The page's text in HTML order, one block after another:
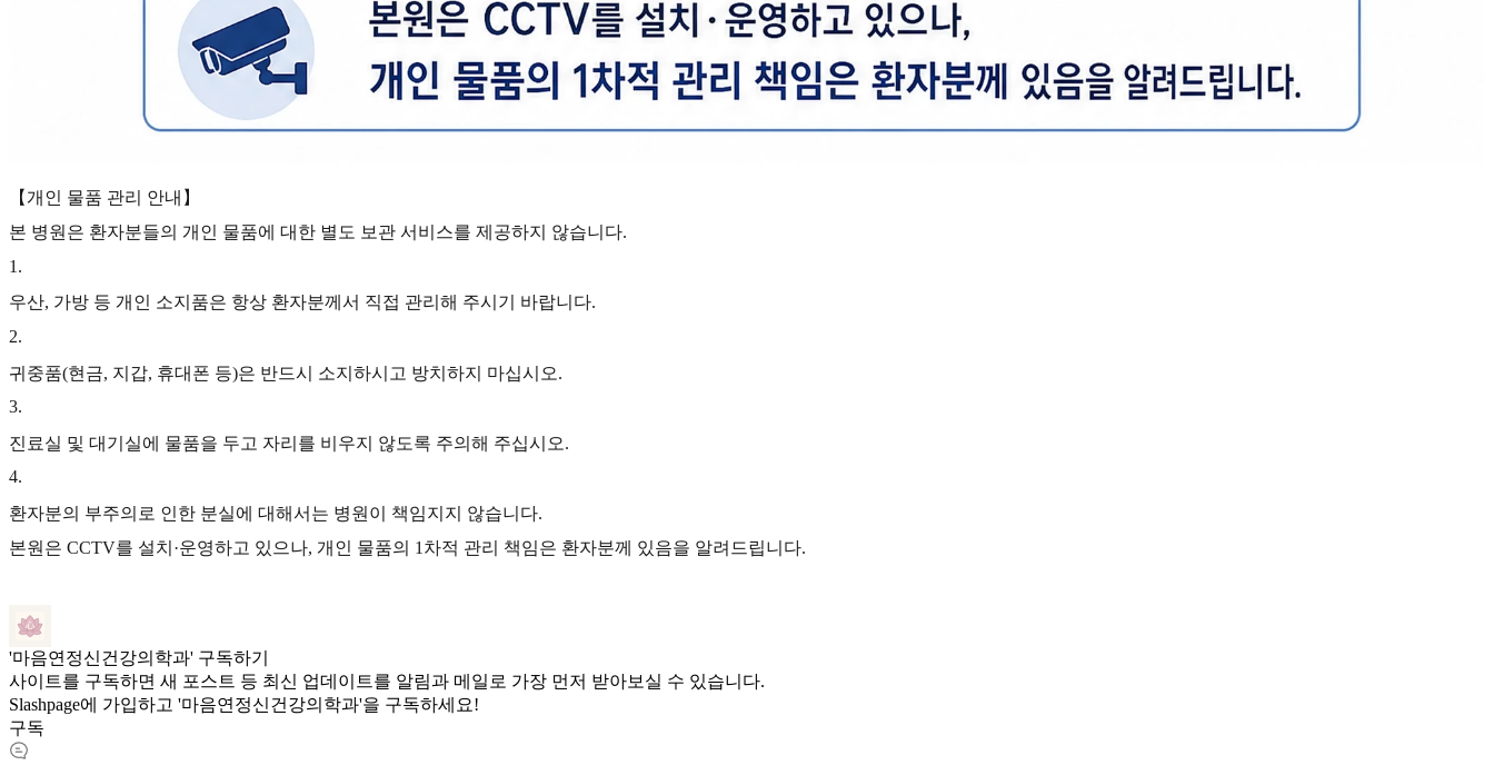
【개인 물품 관리 안내】
본 병원은 환자분들의 개인 물품에 대한 별도 보관 서비스를 제공하지 않습니다.
1 .
우산, 가방 등 개인 소지품은 항상 환자분께서 직접 관리해 주시기 바랍니다.
2.
귀중품(현금, 지갑, 휴대폰 등)은 반드시 소지하시고 방치하지 마십시오.
3.
진료실 및 대기실에 물품을 두고 자리를 비우지 않도록 주의해 주십시오.
4.
환자분의 부주의로 인한 분실에 대해서는 병원이 책임지지 않습니다.
본원은 CCTV를 설치·운영하고 있으나, 개인 물품의 1차적 관리 책임은 환자분께 있음을 알려드립니다.
'마음연정신건강의학과' 구독하기
사이트를 구독하면 새 포스트 등 최신 업데이트를 알림과 메일로 가장 먼저 받아보실 수 있습니다.
Slashpage에 가입하고 '마음연정신건강의학과'을 구독하세요!
구독